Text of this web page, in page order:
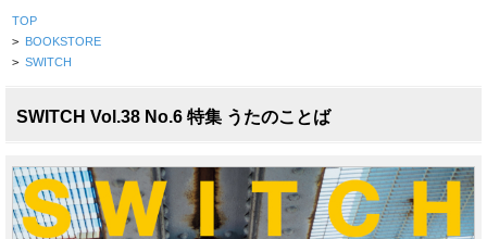
TOP
> BOOKSTORE
> SWITCH
SWITCH Vol.38 No.6 特集 うたのことば